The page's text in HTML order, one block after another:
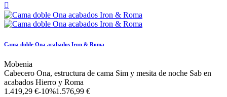

Cama doble Ona acabados Iron & Roma
Mobenia
Cabecero Ona, estructura de cama Sim y mesita de noche Sab en
acabados Hierro y Roma
1.419,29 €-10%1.576,99 €